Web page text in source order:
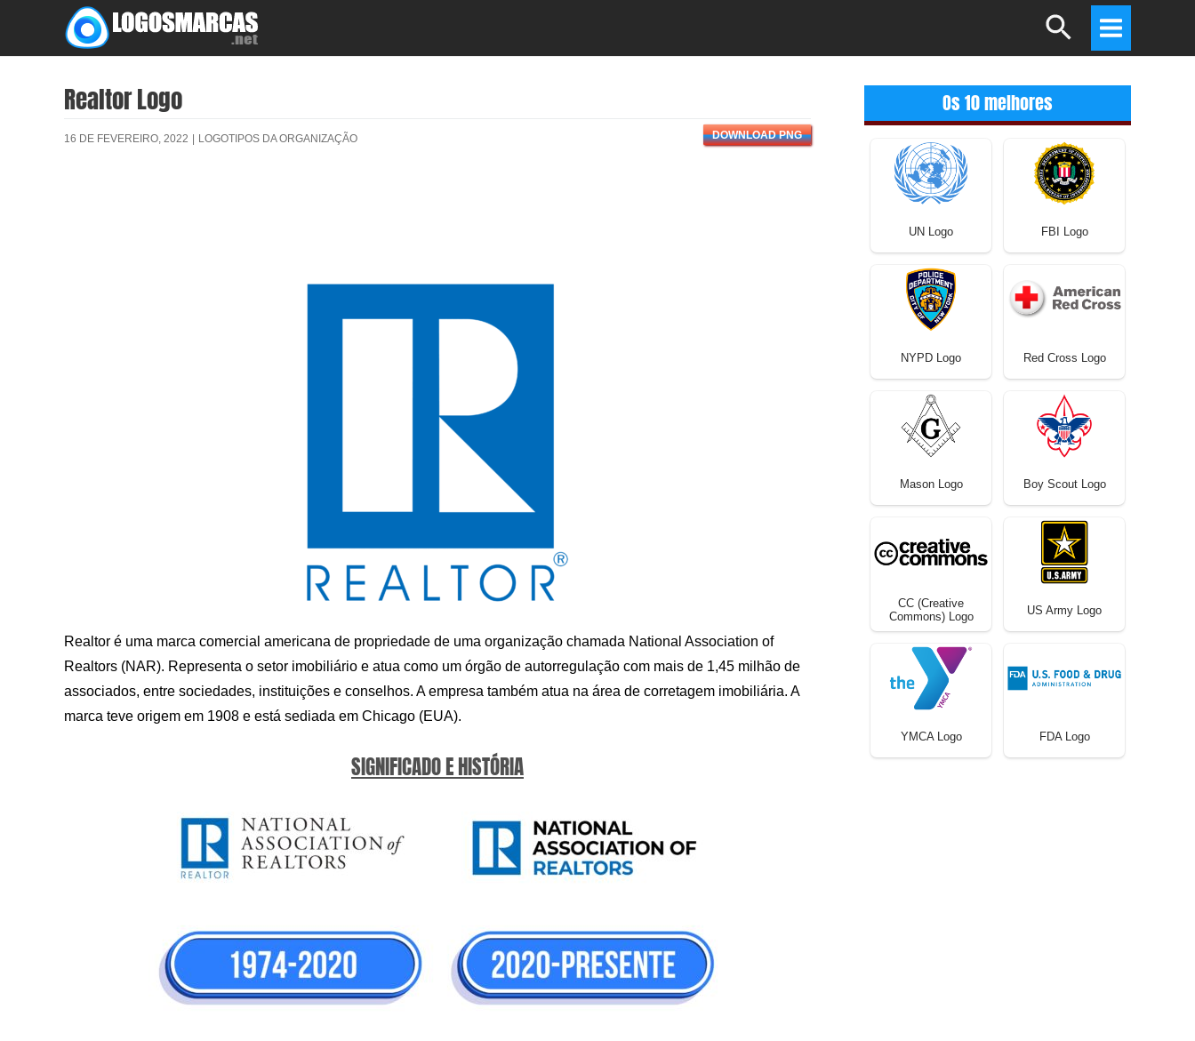
content
Search
Main
Menu
Realtor Logo
16 DE FEVEREIRO, 2022 | LOGOTIPOS DA ORGANIZAÇÃO DOWNLOAD PNG
Realtor é uma marca comercial americana de propriedade de uma organização chamada National Association of
Realtors (NAR). Representa o setor imobiliário e atua como um órgão de autorregulação com mais de 1,45 milhão de
associados, entre sociedades, instituições e conselhos. A empresa também atua na área de corretagem imobiliária. A
marca teve origem em 1908 e está sediada em Chicago (EUA).
SIGNIFICADO E HISTÓRIA
Os 10 melhores
UN Logo FBI Logo
NYPD Logo Red Cross Logo
Mason Logo Boy Scout Logo
CC (Creative
Commons) Logo
US Army Logo
YMCA Logo FDA Logo